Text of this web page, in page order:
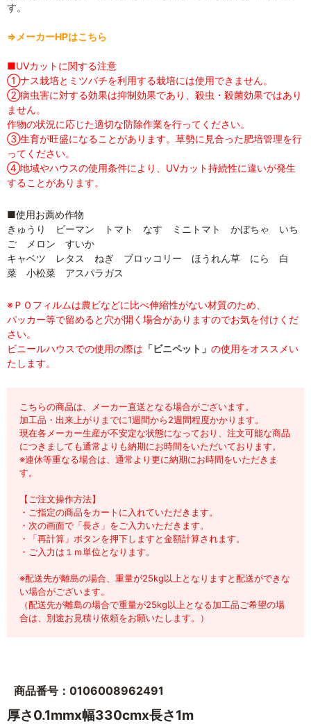
す。
⇒メーカーHPはこちら
■UVカットに関する注意
①ナス栽培とミツバチを利用する栽培には使用できません。
②病虫害に対する効果は抑制効果であり、殺虫・殺菌効果ではあり
ません。
作物の状況に応じた適切な防除作業を行ってください。
③生育が旺盛になることがあります。草勢に見合った肥培管理を行
ってください。
④地域やハウスの使用条件により、UVカット持続性に違いが発生
することがあります。
■使用お薦め作物
きゅうり ピーマン トマト なす ミニトマト かぼちゃ いち
ご メロン すいか
キャベツ レタス ねぎ ブロッコリー ほうれん草 にら 白
菜 小松菜 アスパラガス
※ＰＯフィルムは農ビなどに比べ伸縮性がない材質のため、
パッカー等で留めると穴が開く場合がありますのでお気を付けくだ
さい。
ビニールハウスでの使用の際は 「ビニペット」 の使用をオススメい
たします。
こちらの商品は、メーカー直送となる場合がございます。
加工品・出来上がりまでに1週間から2週間程度かかります。
現在各メーカー生産が不安定な状態になっており、注文可能な商品
につきましても通常よりも納期にお時間をいただいております。
※連休等重なる場合は、通常より更に納期にお時間をいただきま
す。
【ご注文操作方法】
・ご指定の商品をカートに入れていただきます。
・次の画面で「長さ」をご入力いただきます。
・「再計算」ボタンを押下しますと金額計算されます。
・ご入力は１ｍ単位となります。
※配送先が離島の場合、重量が25kg以上となりますと配送ができな
い場合がございます。
（配送先が離島の場合で重量が25kg以上となる加工品ご希望の場
合は、別途お見積り依頼をお願いたします。）
商品番号：0106008962491
厚さ0.1mmx幅330cmx長さ1m